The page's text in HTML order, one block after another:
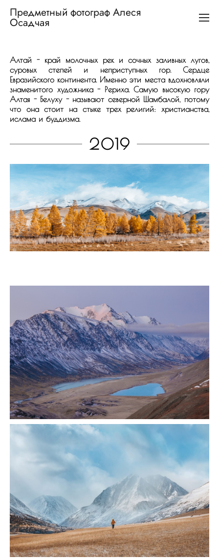
Предметный фотограф Алеся
Осадчая
Алтай - край молочных рек и сочных заливных лугов,
суровых степей и неприступных гор. Сердце
Евразийского континента. Именно эти места вдохновляли
знаменитого художника - Рериха. Самую высокую гору
Алтая - Белуху - называют северной Шамбалой, потому
что она стоит на стыке трех религий: христианства,
ислама и буддизма.
2019